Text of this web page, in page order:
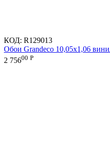
КОД: R129013
Обои Grandeco 10,05х1,06
2 75600 Р